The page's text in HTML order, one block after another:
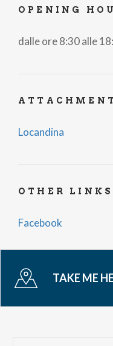
OPENING
dalle ore 8:30 alle
Locandina
OTHER LINKS
Facebook
TAKE ME